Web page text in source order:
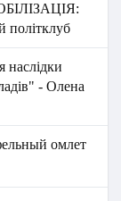
політклуб
- Олена
омлет